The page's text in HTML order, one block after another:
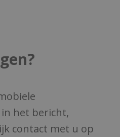
het bericht,
contact met u op